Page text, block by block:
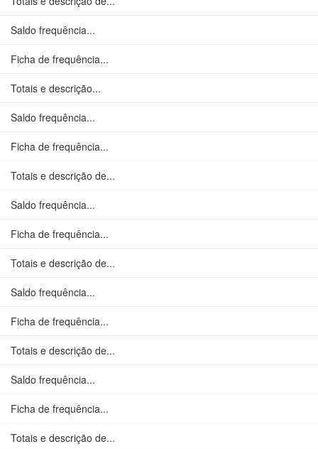
Saldo frequência...
Ficha de frequência...
Totais e descrição...
Saldo frequência...
Ficha de frequência...
Totais e descrição de...
Saldo frequência...
Ficha de frequência...
Totais e descrição de...
Saldo frequência...
Ficha de frequência...
Totais e descrição de...
Saldo frequência...
Ficha de frequência...
Totais e descrição de...